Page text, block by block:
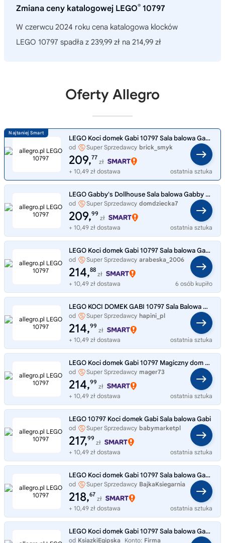
Zmiana ceny katalogowej LEGO® 10797
W czerwcu 2024 roku cena katalogowa klocków
LEGO 10797 spadła z 239,99 zł na 214,99 zł
Oferty Allegro
LEGO Koci domek Gabi 10797 Sala balowa Gabi Gabby's Dollhouse ----- OUTLET
od Super Sprzedawcy brick_smyk
209,77
zł
+ 10,49 zł dostawa
ostatnia sztuka
LEGO Gabby's Dollhouse Sala balowa Gabby 10797
od Super Sprzedawcy domdziecka7
209,99
zł
+ 10,49 zł dostawa
ostatnia sztuka
LEGO Koci domek Gabi 10797 Sala balowa Gabi Gabby's Dollhouse
od Super Sprzedawcy arabeska_2006
214,88
zł
+ 10,49 zł dostawa
6 osób kupiło
LEGO KOCI DOMEK GABI 10797 Sala Balowa Gabi
od Super Sprzedawcy hapini_pl
214,99
zł
+ 10,49 zł dostawa
ostatnia sztuka
LEGO Koci domek Gabi 10797 Magiczny dom Gabi i jej sala imprezowa
od Super Sprzedawcy mager73
214,99
zł
+ 10,49 zł dostawa
ostatnia sztuka
LEGO 10797 Koci domek Gabi Sala balowa Gabi
od Super Sprzedawcy babymarketpl
217,99
zł
+ 10,49 zł dostawa
ostatnia sztuka
LEGO Koci domek Gabi 10797 Sala balowa Gabi Gabby's Dollhouse
od Super Sprzedawcy BajkaKsiegarnia
218,67
zł
+ 10,49 zł dostawa
ostatnia sztuka
LEGO Koci domek Gabi 10797 Sala balowa Gabi Gabby's Dollhouse
od KsiazkiEgipska Konto: Firma